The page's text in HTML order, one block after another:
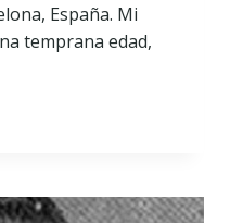
España. Mi
temprana edad,